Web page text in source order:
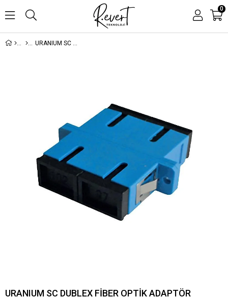
0
URANIUM SC DUBLEX FİBER OPTİK ADAPTÖR
URANIUM SC DUBLEX FİBER OPTİK ADAPTÖR